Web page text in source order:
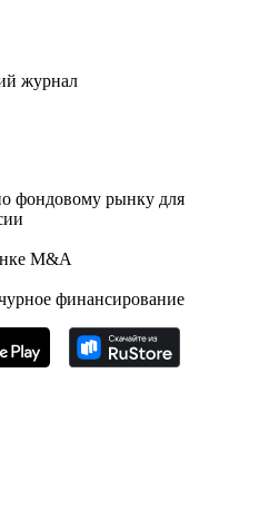
журнал
фондовому рынку для
M&A